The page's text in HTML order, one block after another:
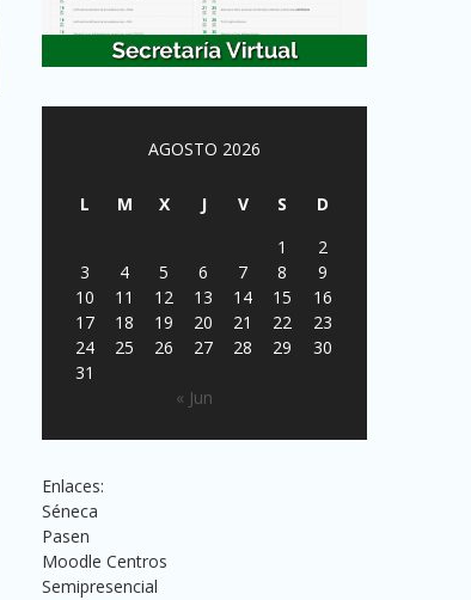
AGOSTO 2026
L M X J V S
D
1
2
3
4 5 6 7 8
9
10
11 12 13 14 15
16
17
18 19 20 21 22
23
24
25 26 27 28 29
30
31
« Jun
Enlaces:
Séneca
Pasen
Moodle Centros
Semipresencial